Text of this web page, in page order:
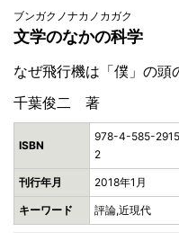
ブンガクノナカノカガク
文学のなかの科学
なぜ飛行機は「僕」の頭
千葉俊二 著
ISBN
978-4-585-
2
刊行年月 2018年1月
キーワード 評論,近現代